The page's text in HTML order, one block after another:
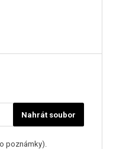
Nahrát soubor
poznámky).